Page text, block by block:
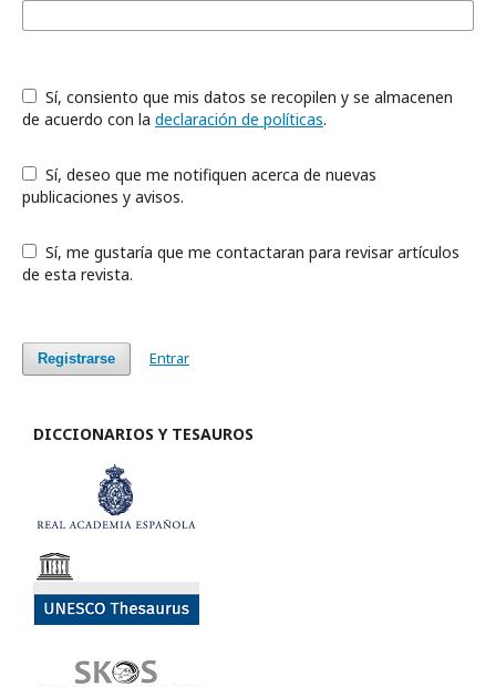
de acuerdo con la declaración de políticas.
publicaciones y avisos.
de esta revista.
Registrarse Entrar
DICCIONARIOS Y TESAUROS